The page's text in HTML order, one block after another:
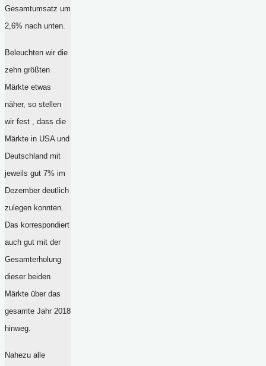
Gesamtumsatz um
2,6% nach unten.
Beleuchten wir die
zehn größten
Märkte etwas
näher, so stellen
wir fest , dass die
Märkte in USA und
Deutschland mit
jeweils gut 7% im
Dezember deutlich
zulegen konnten.
Das korrespondiert
auch gut mit der
Gesamterholung
dieser beiden
Märkte über das
gesamte Jahr 2018
hinweg.
Nahezu alle